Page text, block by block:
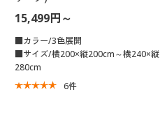
15,499円～
■カラー/3色展開
■サイズ/横200×縦200cm～横240×縦
280cm
6件